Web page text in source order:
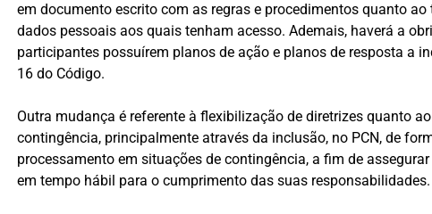
em documento escrito com as regras e procedimentos quanto
dados pessoais aos quais tenham acesso. Ademais, haverá a
participantes possuírem planos de ação e planos de resposta a
16 do Código.
Outra mudança é referente à flexibilização de diretrizes quanto
contingência, principalmente através da inclusão, no PCN, de
processamento em situações de contingência, a fim de
em tempo hábil para o cumprimento das suas responsabilidades.